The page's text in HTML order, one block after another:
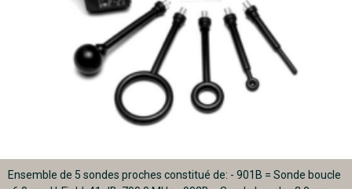
Ensemble de 5 sondes proches constitué de: - 901B = Sonde boucle